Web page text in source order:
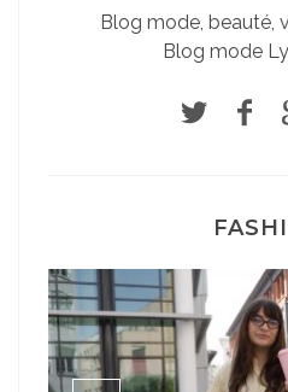
Blog mode, beauté,
Blog mode